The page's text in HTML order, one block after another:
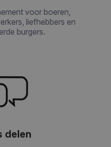
voor boeren,
liefhebbers en
burgers.
delen